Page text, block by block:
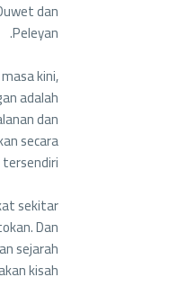
dan
Peleyan.
kini,
adalah
dan
secara
sekitar
Dan
sejarah
kisah.